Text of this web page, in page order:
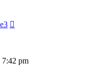
7:42 pm